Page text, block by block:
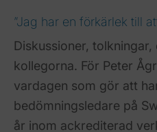
”Jag har en förkärlek till
Diskussioner,
kollegorna. För Peter
vardagen som gör att
bedömningsledare på
år inom ackrediterad